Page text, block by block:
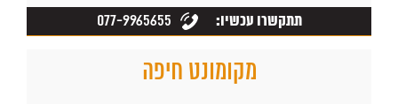
תתקשרו עכשיו: 077-9965655
מקומונט חיפה